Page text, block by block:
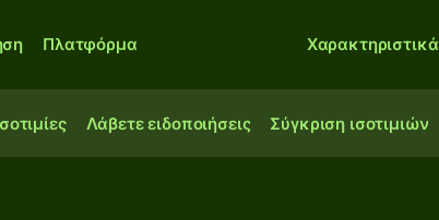
Πλατφόρμα Χαρακτηριστικά
Λάβετε ειδοποιήσεις Σύγκριση ισοτιμιών